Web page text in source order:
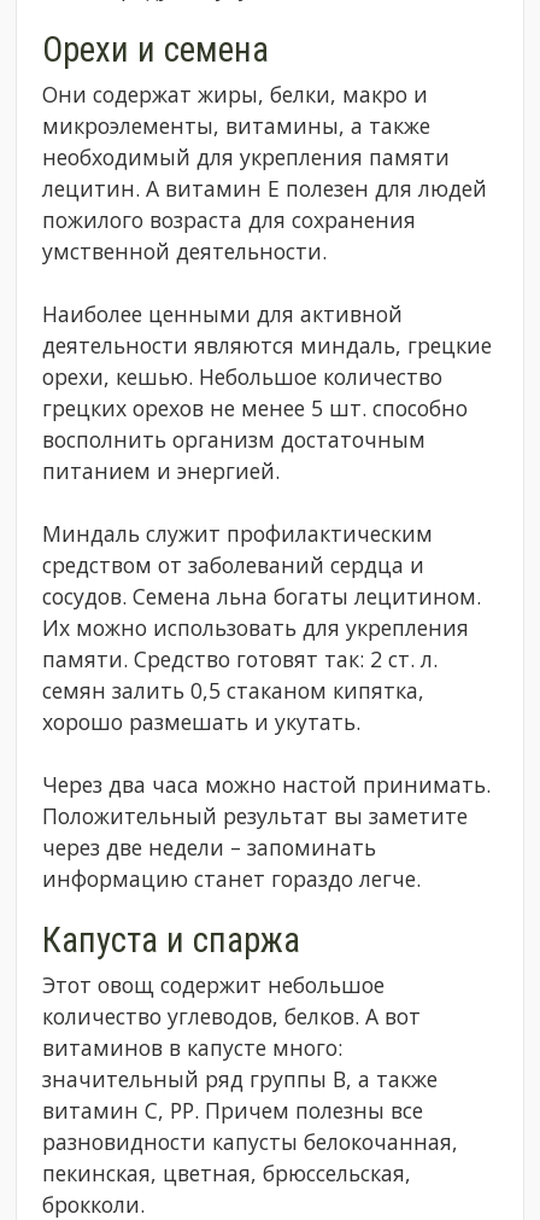
Орехи и семена
Они содержат жиры, белки, макро и
микроэлементы, витамины, а также
необходимый для укрепления памяти
лецитин. А витамин Е полезен для людей
пожилого возраста для сохранения
умственной деятельности.
Наиболее ценными для активной
деятельности являются миндаль, грецкие
орехи, кешью. Небольшое количество
грецких орехов не менее 5 шт. способно
восполнить организм достаточным
питанием и энергией.
Миндаль служит профилактическим
средством от заболеваний сердца и
сосудов. Семена льна богаты лецитином.
Их можно использовать для укрепления
памяти. Средство готовят так: 2 ст. л.
семян залить 0,5 стаканом кипятка,
хорошо размешать и укутать.
Через два часа можно настой принимать.
Положительный результат вы заметите
через две недели – запоминать
информацию станет гораздо легче.
Капуста и спаржа
Этот овощ содержит небольшое
количество углеводов, белков. А вот
витаминов в капусте много:
значительный ряд группы В, а также
витамин С, РР. Причем полезны все
разновидности капусты белокочанная,
пекинская, цветная, брюссельская,
брокколи.